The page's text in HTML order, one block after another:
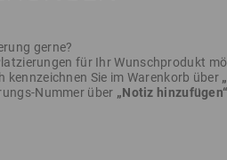
gerne?
für Ihr Wunschprodukt
Sie im Warenkorb über
Nummer über „Notiz hinzufügen“